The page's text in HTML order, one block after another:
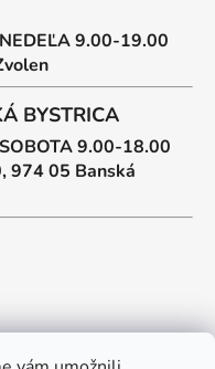
9.00-19.00
BYSTRICA
9.00-18.00
974 05 Banská